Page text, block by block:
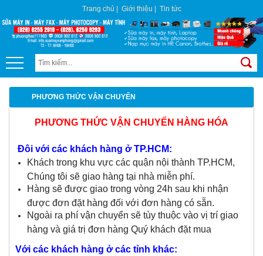
Trang chủ Giới thiệu Tin tức
PHƯƠNG THỨC VẬN CHUYỂN
PHƯƠNG THỨC VẬN CHUYỂN HÀNG HÓA
Đôi với các khách hàng ở TP.HCM:
Khách trong khu vực các quận nội thành TP.HCM,
Chúng tôi sẽ giao hàng tại nhà miễn phí.
Hàng sẽ được giao trong vòng 24h sau khi nhận
được đơn đặt hàng đối với đơn hàng có sẵn.
Ngoài ra phí vận chuyển sẽ tùy thuộc vào vị trí giao
hàng và giá trị đơn hàng Quý khách đặt mua
Với các khách hàng ở các tỉnh khác: